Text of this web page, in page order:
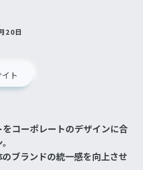
20日
ト
コーポレートのデザインに合
ブランドの統一感を向上させ